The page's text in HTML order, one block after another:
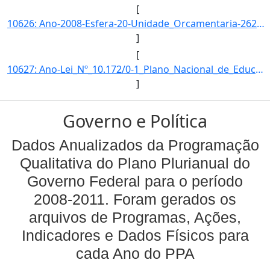
[
10626: Ano-2008-Esfera-20-Unidade_Orcamentaria-26298-Funcao-12-SubFuncao-306-Programa-1061-Acao-0513-Locali]
]
[
10627: Ano-Lei_Nº_10.172/0-1_Plano_Nacional_de_Educacao.}]
]
Governo e Política
Dados Anualizados da Programação
Qualitativa do Plano Plurianual do
Governo Federal para o período
2008-2011. Foram gerados os
arquivos de Programas, Ações,
Indicadores e Dados Físicos para
cada Ano do PPA